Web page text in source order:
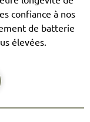
confiance à nos
de batterie
élevées.